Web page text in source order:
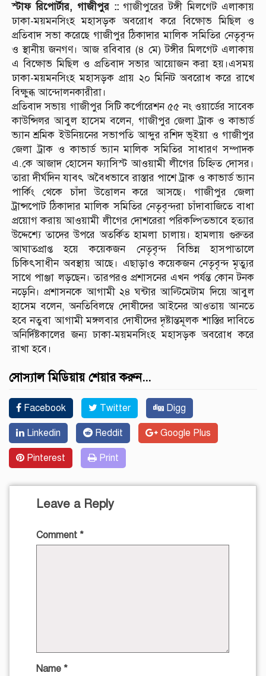
স্টাফ রিপোর্টার, গাজীপুর ::গাজীপুরের টঙ্গী মিলগেট এলাকায়
ঢাকা-ময়মনসিংহ মহাসড়ক অবরোধ করে বিক্ষোভ মিছিল ও
প্রতিবাদ সভা করেছে গাজীপুর ঠিকাদার মালিক সমিতির নেতৃবৃন্দ
ও স্থানীয় জনগণ। আজ রবিবার (৪ মে) টঙ্গীর মিলগেট এলাকায়
এ বিক্ষোভ মিছিল ও প্রতিবাদ সভার আয়োজন করা হয়।এসময়
ঢাকা-ময়মনসিংহ মহাসড়ক প্রায় ২০ মিনিট অবরোধ করে রাখে
বিক্ষুব্ধ আন্দোলনকারীরা।
প্রতিবাদ সভায় গাজীপুর সিটি কর্পোরেশন ৫৫ নং ওয়ার্ডের সাবেক
কাউন্সিলর আবুল হাসেম বলেন, গাজীপুর জেলা ট্রাক ও কাভার্ড
ভ্যান শ্রমিক ইউনিয়নের সভাপতি আব্দুর রশিদ ভূইয়া ও গাজীপুর
জেলা ট্রাক ও কাভার্ড ভ্যান মালিক সমিতির সাধারণ সম্পাদক
এ.কে আজাদ হোসেন ফ্যাসিস্ট আওয়ামী লীগের চিহ্নিত দোসর।
তারা দীর্ঘদিন যাবৎ অবৈধভাবে রাস্তার পাশে ট্রাক ও কাভার্ড ভ্যান
পার্কিং থেকে চাঁদা উত্তোলন করে আসছে। গাজীপুর জেলা
ট্রান্সপোট ঠিকাদার মালিক সমিতির নেতৃবৃন্দরা চাঁদাবাজিতে বাধা
প্রয়োগ করায় আওয়ামী লীগের দোশরেরা পরিকল্পিতভাবে হত্যার
উদ্দেশ্যে তাদের উপরে অতর্কিত হামলা চালায়। হামলায় গুরুতর
আঘাতপ্রাপ্ত হয়ে কয়েকজন নেতৃবৃন্দ বিভিন্ন হাসপাতালে
চিকিৎসাধীন অবস্থায় আছে। এছাড়াও কয়েকজন নেতৃবৃন্দ মৃত্যুর
সাথে পাঞ্জা লড়ছেন। তারপরও প্রশাসনের এখন পর্যন্ত কোন টনক
নড়েনি। প্রশাসনকে আগামী ২৪ ঘন্টার আল্টিমেটাম দিয়ে আবুল
হাসেম বলেন, অনতিবিলম্বে দোষীদের আইনের আওতায় আনতে
হবে নতুবা আগামী মঙ্গলবার দোষীদের দৃষ্টান্তমূলক শাস্তির দাবিতে
অনির্দিষ্টকালের জন্য ঢাকা-ময়মনসিংহ মহাসড়ক অবরোধ করে
রাখা হবে।
সোস্যাল মিডিয়ায় শেয়ার করুন...
Facebook Twitter Digg
Linkedin Reddit Google Plus
Pinterest Print
Leave a Reply
Comment *
Name *